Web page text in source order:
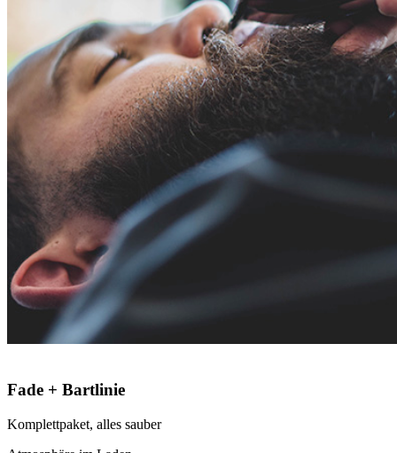
Fade + Bartlinie
Komplettpaket, alles sauber